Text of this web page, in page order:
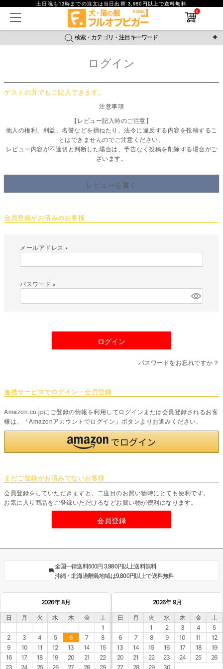
土日祝も13時までの注文は当日出荷 3,980円以上で送料無料
0
検索・カテゴリ・注目キーワード
＼注目ワード／
ジャージ 防蚊 腹巻 撥水レイン ラッシュガード
接触冷感 おそろコーデ
返品・交換について ご利用ガイド
在庫なし商品を表示しない
商品番号
並び順
新着順
検索
ログイン
ゲストの方でもご記入できます。
注意事項
【レビュー記入時のご注意】
他人の権利、利益、名誉などを損ねたり、法令に違反する内容を投稿するこ
とはできませんのでご注意ください。
レビュー内容が不適切と判断した場合は、予告なく投稿を削除する場合がご
ざいます。
レビューを書く
会員登録がお済みのお客様
メールアドレス
必
)
パスワード
必
ログイン
パスワードをお忘れですか？
連携サービスでログイン・会員登録
Amazon.co.jpにご登録の情報を利用してログインまたは会員登録されるお客
様は、「Amazonアカウントでログイン」ボタンよりお進みください。
まだご登録がお済みでないお客様
会員登録をしていただきますと、二度目のお買い物時にとても便利です。
お気に入り商品をご登録いただけるなどお買い物が便利になります。
会員登録
全国一律送料500円 3,980円以上送料無料
沖縄・北海道離島地域は9,800円以上で送料無料
2026年 8月
日 月 火 水 木 金
土
1
2
3 4 5 6 7
8
9
10 11 12 13 14
15
16
17 18 19 20 21
22
23
24 25 26 27 28 29
2026年 9月
日 月 火 水 木 金
土
1
2 3 4
5
6
7 8 9 10 11
12
13
14 15 16 17 18
19
20
21 22 23 24 25
26
27
28 29 30